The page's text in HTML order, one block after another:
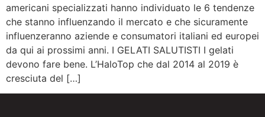
americani specializzati hanno individuato le 6 tendenze
che stanno influenzando il mercato e che sicuramente
influenzeranno aziende e consumatori italiani ed europei
da qui ai prossimi anni. I GELATI SALUTISTI I gelati
devono fare bene. L’HaloTop che dal 2014 al 2019 è
cresciuta del […]